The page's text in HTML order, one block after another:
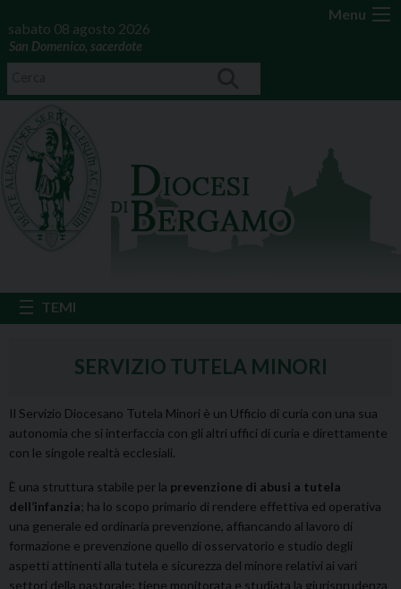
Menu
sabato 08 agosto 2026
San Domenico, sacerdote
SERVIZIO TUTELA MINORI
Il Servizio Diocesano Tutela Minori è un Ufficio di curia con una sua
autonomia che si interfaccia con gli altri uffici di curia e direttamente
con le singole realtà ecclesiali.
È una struttura stabile per la prevenzione di abusi a tutela
dell’infanzia; ha lo scopo primario di rendere effettiva ed operativa
una generale ed ordinaria prevenzione, affiancando al lavoro di
formazione e prevenzione quello di osservatorio e studio degli
aspetti attinenti alla tutela e sicurezza del minore relativi ai vari
settori della pastorale; tiene monitorata e studiata la giurisprudenza